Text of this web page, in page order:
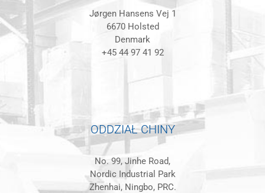
Jørgen Hansens Vej 1
6670 Holsted
Denmark
+45 44 97 41 92
ODDZIAŁ CHINY
No. 99, Jinhe Road,
Nordic Industrial Park
Zhenhai, Ningbo, PRC.